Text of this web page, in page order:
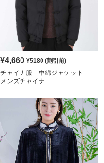
¥4,660 ¥5180(割引前)
チャイナ服 中綿ジャケット
メンズチャイナ